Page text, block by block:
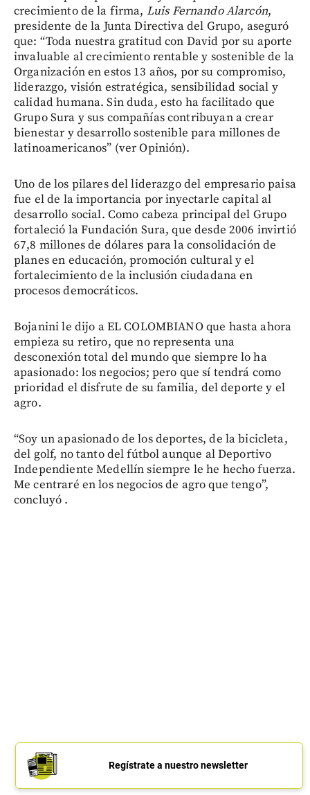
crecimiento de la firma, Luis Fernando Alarcón,
presidente de la Junta Directiva del Grupo, aseguró
que: “Toda nuestra gratitud con David por su aporte
invaluable al crecimiento rentable y sostenible de la
Organización en estos 13 años, por su compromiso,
liderazgo, visión estratégica, sensibilidad social y
calidad humana. Sin duda, esto ha facilitado que
Grupo Sura y sus compañías contribuyan a crear
bienestar y desarrollo sostenible para millones de
latinoamericanos” (ver Opinión).
Uno de los pilares del liderazgo del empresario paisa
fue el de la importancia por inyectarle capital al
desarrollo social. Como cabeza principal del Grupo
fortaleció la Fundación Sura, que desde 2006 invirtió
67,8 millones de dólares para la consolidación de
planes en educación, promoción cultural y el
fortalecimiento de la inclusión ciudadana en
procesos democráticos.
Bojanini le dijo a EL COLOMBIANO que hasta ahora
empieza su retiro, que no representa una
desconexión total del mundo que siempre lo ha
apasionado: los negocios; pero que sí tendrá como
prioridad el disfrute de su familia, del deporte y el
agro.
“Soy un apasionado de los deportes, de la bicicleta,
del golf, no tanto del fútbol aunque al Deportivo
Independiente Medellín siempre le he hecho fuerza.
Me centraré en los negocios de agro que tengo”,
concluyó .
Regístrate a nuestro newsletter